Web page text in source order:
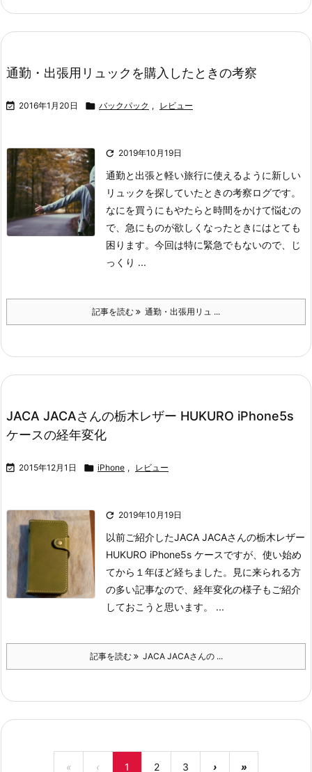
通勤・出張用リュックを購入したときの考察
 2016年1月20日  バックパック , レビュー
 2019年10月19日
通勤と出張と軽い旅行に使えるように新しい
リュックを探していたときの考察ログです。
なにを買うにもやたらと時間をかけて悩むの
で、急にものが欲しくなったときにはとても
困ります。 今回は特に緊急でもないので、じ
っくり ...
記事を読む 通勤・出張用リュ ...
JACA JACAさんの栃木レザー HUKURO iPhone5s
ケースの経年変化
 2015年12月1日  iPhone , レビュー
 2019年10月19日
以前ご紹介したJACA JACAさんの栃木レザー
HUKURO iPhone5s ケースですが、使い始め
てから１年ほど経ちました。
見に来られる方
の多い記事なので、経年変化の様子もご紹介
しておこうと思います。
...
記事を読む JACA JACAさんの ...
« ‹ 1 2 3 › »